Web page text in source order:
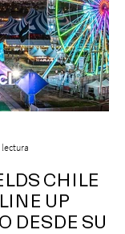
CHILE
UP
DESDE SU